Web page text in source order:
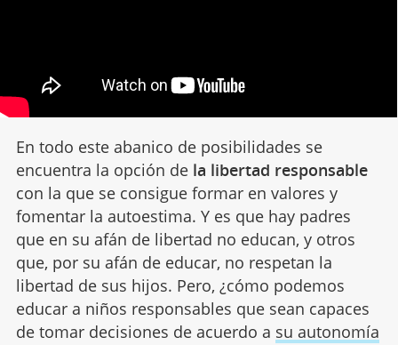
En todo este abanico de posibilidades se
encuentra la opción dela libertad responsable
con la que se consigue formar en valores y
fomentar la autoestima. Y es que hay padres
que en su afán de libertad no educan, y otros
que, por su afán de educar, no respetan la
libertad de sus hijos. Pero, ¿cómo podemos
educar a niños responsables que sean capaces
de tomar decisiones de acuerdo a su autonomía